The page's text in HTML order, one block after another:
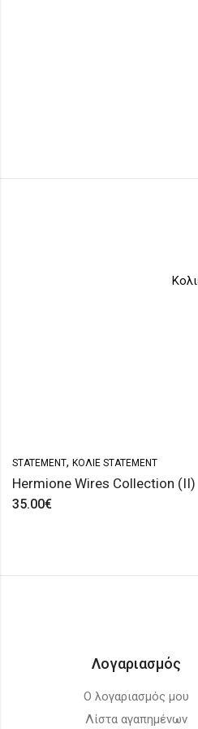
STATEMENT, ΚΟΛΙΈ STATEMENT
Hermione Wires Collection (II)
35.00€
Λογαριασμός
Ο λογαριασμός μου
Λίστα αγαπημένων